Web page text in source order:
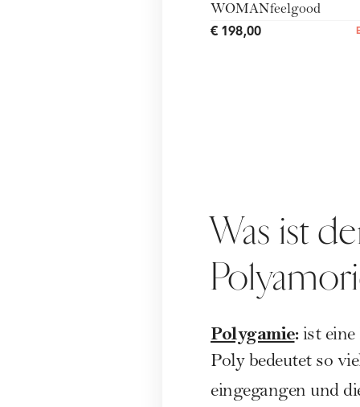
WOMANfeelgood
€ 198,00
Was ist
Polygamie:ist eine
Poly bedeutet so
eingegangen und